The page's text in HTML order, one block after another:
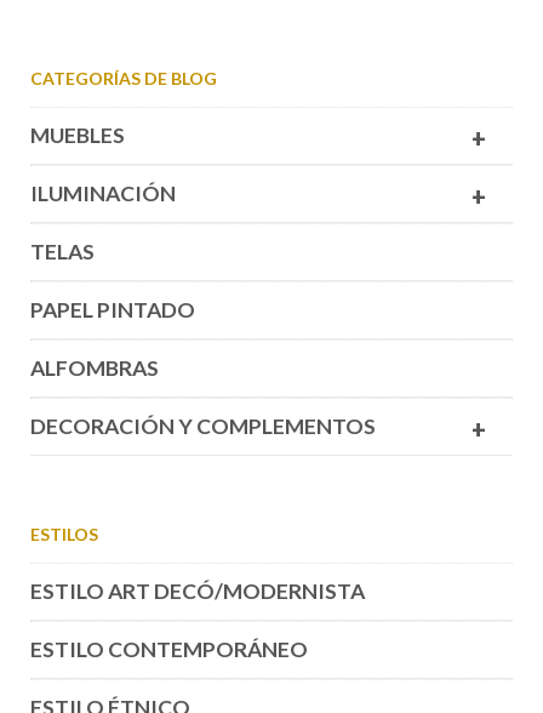
CATEGORÍAS DE BLOG
+
MUEBLES
+
ILUMINACIÓN
TELAS
PAPEL PINTADO
ALFOMBRAS
+
DECORACIÓN Y COMPLEMENTOS
ESTILOS
ESTILO ART DECÓ/MODERNISTA
ESTILO CONTEMPORÁNEO
ESTILO ÉTNICO